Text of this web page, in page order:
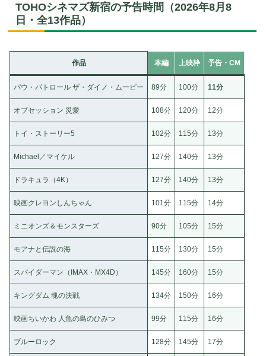
TOHOシネマズ新宿の予告時間（2026年8月8
日・全13作品）
作品 本編 上映枠 予告・CM
パウ・パトロール ザ・ダイノ・ムービー 89分 100分 11分
オブセッション 災愛 108分 120分 12分
トイ・ストーリー5 102分 115分 13分
Michael／マイケル 127分 140分 13分
ドラキュラ（4K） 127分 140分 13分
映画クレヨンしんちゃん 101分 115分 14分
ミニオンズ＆モンスターズ 90分 105分 15分
モアナと伝説の海 115分 130分 15分
スパイダーマン（IMAX・MX4D） 145分 160分 15分
キングダム 魂の決戦 134分 150分 16分
映画ちいかわ 人魚の島のひみつ 99分 115分 16分
ブルーロック 128分 145分 17分